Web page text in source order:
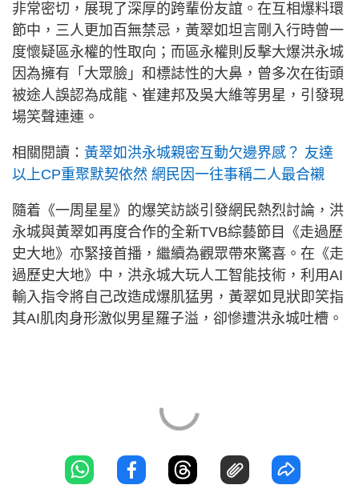
非常密切，展現了深厚的跨輩份友誼。在互相爆料環
節中，三人更加百無禁忌，黃翠如坦言剛入行時曾一
度懷疑區永權的性取向；而區永權則反擊大爆洪永城
因為擁有「大眾臉」和標誌性的大鼻，曾多次在街頭
被途人誤認為成龍、崔建邦及吳大維等男星，引發現
場笑聲連連。
相關閱讀： 黃翠如洪永城親密互動欠邊界感？ 友達
以上CP重聚默契依然 網民因一往事稱二人最合襯
隨着《一周星星》的爆笑訪談引發網民熱烈討論，洪
永城與黃翠如再度合作的全新TVB綜藝節目《走過歷
史大地》亦緊接首播，繼續為觀眾帶來驚喜。在《走
過歷史大地》中，洪永城大玩人工智能技術，利用AI
輸入指令將自己改造成爆肌猛男，黃翠如見狀即笑指
其AI肌肉身形激似男星羅子溢，卻慘遭洪永城吐槽。